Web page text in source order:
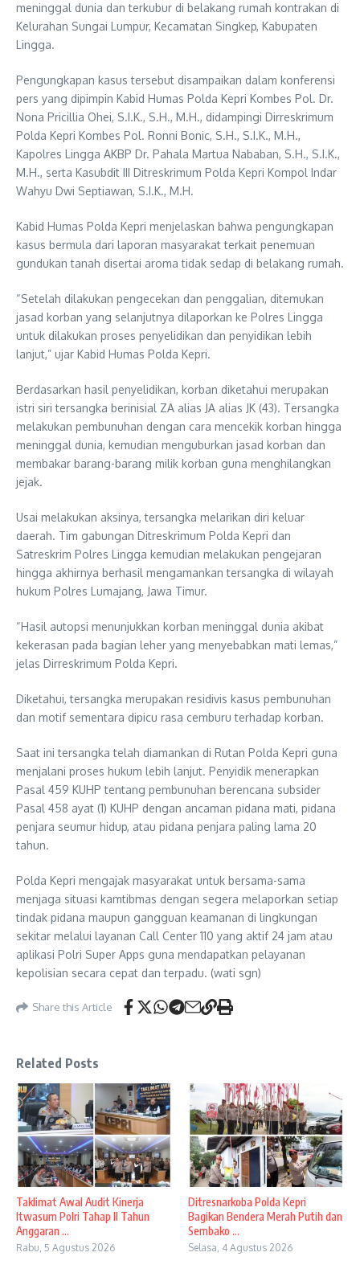
meninggal dunia dan terkubur di belakang rumah kontrakan di
Kelurahan Sungai Lumpur, Kecamatan Singkep, Kabupaten
Lingga.
Pengungkapan kasus tersebut disampaikan dalam konferensi
pers yang dipimpin Kabid Humas Polda Kepri Kombes Pol. Dr.
Nona Pricillia Ohei, S.I.K., S.H., M.H., didampingi Dirreskrimum
Polda Kepri Kombes Pol. Ronni Bonic, S.H., S.I.K., M.H.,
Kapolres Lingga AKBP Dr. Pahala Martua Nababan, S.H., S.I.K.,
M.H., serta Kasubdit III Ditreskrimum Polda Kepri Kompol Indar
Wahyu Dwi Septiawan, S.I.K., M.H.
Kabid Humas Polda Kepri menjelaskan bahwa pengungkapan
kasus bermula dari laporan masyarakat terkait penemuan
gundukan tanah disertai aroma tidak sedap di belakang rumah.
“Setelah dilakukan pengecekan dan penggalian, ditemukan
jasad korban yang selanjutnya dilaporkan ke Polres Lingga
untuk dilakukan proses penyelidikan dan penyidikan lebih
lanjut,” ujar Kabid Humas Polda Kepri.
Berdasarkan hasil penyelidikan, korban diketahui merupakan
istri siri tersangka berinisial ZA alias JA alias JK (43). Tersangka
melakukan pembunuhan dengan cara mencekik korban hingga
meninggal dunia, kemudian menguburkan jasad korban dan
membakar barang-barang milik korban guna menghilangkan
jejak.
Usai melakukan aksinya, tersangka melarikan diri keluar
daerah. Tim gabungan Ditreskrimum Polda Kepri dan
Satreskrim Polres Lingga kemudian melakukan pengejaran
hingga akhirnya berhasil mengamankan tersangka di wilayah
hukum Polres Lumajang, Jawa Timur.
“Hasil autopsi menunjukkan korban meninggal dunia akibat
kekerasan pada bagian leher yang menyebabkan mati lemas,”
jelas Dirreskrimum Polda Kepri.
Diketahui, tersangka merupakan residivis kasus pembunuhan
dan motif sementara dipicu rasa cemburu terhadap korban.
Saat ini tersangka telah diamankan di Rutan Polda Kepri guna
menjalani proses hukum lebih lanjut. Penyidik menerapkan
Pasal 459 KUHP tentang pembunuhan berencana subsider
Pasal 458 ayat (1) KUHP dengan ancaman pidana mati, pidana
penjara seumur hidup, atau pidana penjara paling lama 20
tahun.
Polda Kepri mengajak masyarakat untuk bersama-sama
menjaga situasi kamtibmas dengan segera melaporkan setiap
tindak pidana maupun gangguan keamanan di lingkungan
sekitar melalui layanan Call Center 110 yang aktif 24 jam atau
aplikasi Polri Super Apps guna mendapatkan pelayanan
kepolisian secara cepat dan terpadu. (wati sgn)
Share this Article
Related Posts
Taklimat Awal Audit Kinerja
Itwasum Polri Tahap II Tahun
Anggaran ...
Rabu, 5 Agustus 2026
Ditresnarkoba Polda Kepri
Bagikan Bendera Merah Putih dan
Sembako ...
Selasa, 4 Agustus 2026